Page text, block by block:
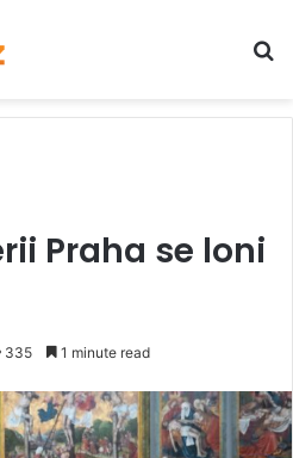
Praha se loni
335 1 minute read